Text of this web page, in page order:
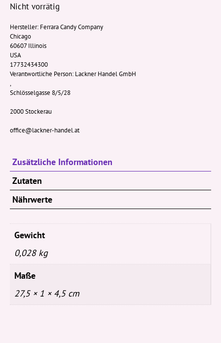
Nicht vorrätig
Hersteller: Ferrara Candy Company
Chicago
60607 Illinois
USA
17732434300
Verantwortliche Person: Lackner Handel GmbH
,
Schlösselgasse 8/5/28
2000 Stockerau
office@lackner-handel.at
Zusätzliche Informationen
Zutaten
Nährwerte
Gewicht
0,028 kg
Maße
27,5 × 1 × 4,5 cm